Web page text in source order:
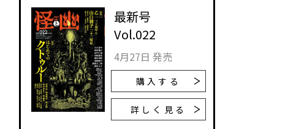
最新号
Vol.022
4月27日 発売
購入する
詳しく見る